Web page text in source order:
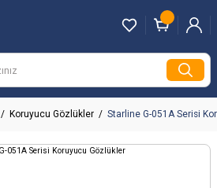
Koruyucu Gözlükler Starline G-051A Serisi